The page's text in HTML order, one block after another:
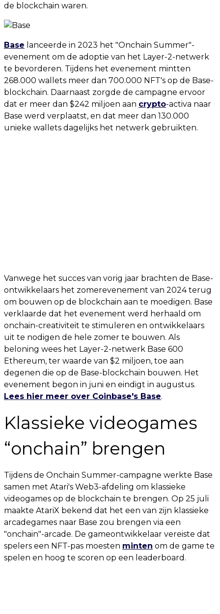
de blockchain waren.
Base lanceerde in 2023 het "Onchain Summer"-
evenement om de adoptie van het Layer-2-netwerk
te bevorderen. Tijdens het evenement mintten
268.000 wallets meer dan 700.000 NFT's op de Base-
blockchain. Daarnaast zorgde de campagne ervoor
dat er meer dan $242 miljoen aan crypto-activa naar
Base werd verplaatst, en dat meer dan 130.000
unieke wallets dagelijks het netwerk gebruikten.
Vanwege het succes van vorig jaar brachten de Base-
ontwikkelaars het zomerevenement van 2024 terug
om bouwen op de blockchain aan te moedigen. Base
verklaarde dat het evenement werd herhaald om
onchain-creativiteit te stimuleren en ontwikkelaars
uit te nodigen de hele zomer te bouwen. Als
beloning wees het Layer-2-netwerk Base 600
Ethereum, ter waarde van $2 miljoen, toe aan
degenen die op de Base-blockchain bouwen. Het
evenement begon in juni en eindigt in augustus.
Lees hier meer over Coinbase's Base.
Klassieke videogames
“onchain” brengen
Tijdens de Onchain Summer-campagne werkte Base
samen met Atari's Web3-afdeling om klassieke
videogames op de blockchain te brengen. Op 25 juli
maakte AtariX bekend dat het een van zijn klassieke
arcadegames naar Base zou brengen via een
"onchain"-arcade. De gameontwikkelaar vereiste dat
spelers een NFT-pas moesten minten om de game te
spelen en hoog te scoren op een leaderboard.